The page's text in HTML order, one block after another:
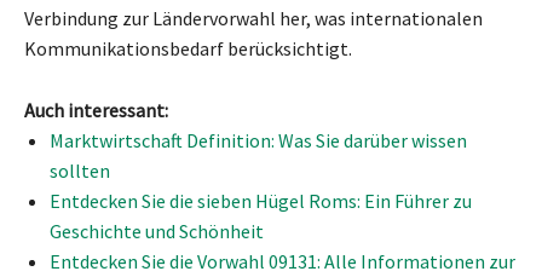
Verbindung zur Ländervorwahl her, was internationalen
Kommunikationsbedarf berücksichtigt.
Auch interessant:
Marktwirtschaft Definition: Was Sie darüber wissen
sollten
Entdecken Sie die sieben Hügel Roms: Ein Führer zu
Geschichte und Schönheit
Entdecken Sie die Vorwahl 09131: Alle Informationen zur